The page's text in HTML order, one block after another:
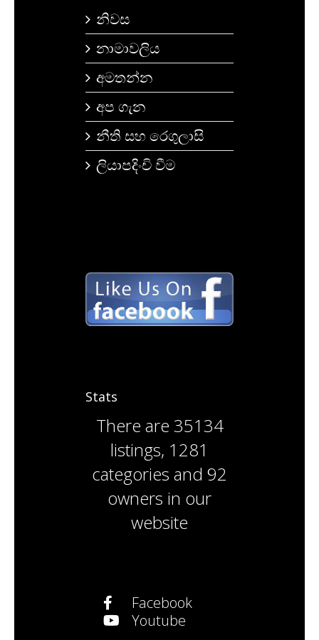
නිවස
නාමාවලිය
අමතන්න
අප ගැන
නීති සහ රෙගුලාසි
ලියාපදිංචි වීම
Stats
There are 35134
listings, 1281
categories and 92
owners in our
website
Facebook
Youtube